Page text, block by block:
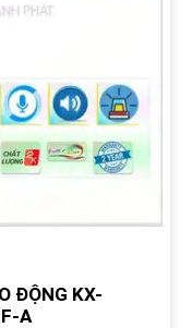
ĐỘNG KX-
A